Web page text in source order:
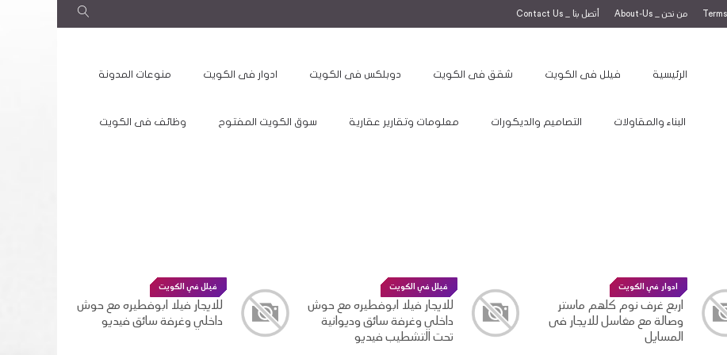
من نحن _ About-Us أتصل بنا _ Contact Us
الرئيسية فيلل فى الكويت شقق فى الكويت دوبلكس فى الكويت ادوار فى الكويت منوعات المدونة
البناء والمقاولات التصاميم والديكورات معلومات وتقارير عقارية سوق الكويت المفتوح وظائف فى الكويت
ادوار في الكويت
اربع غرف نوم كلهم ماستر
وصالة مع مغاسل للايجار فى
المسايل
فيلل في الكويت
للايجار فيلا ابوفطيره مع حوش
داخلي وغرفة سائق وديوانية
تحت التشطيب فيديو
فيلل في الكويت
للايجار فيلا ابوفطيره مع حوش
داخلي وغرفة سائق فيديو